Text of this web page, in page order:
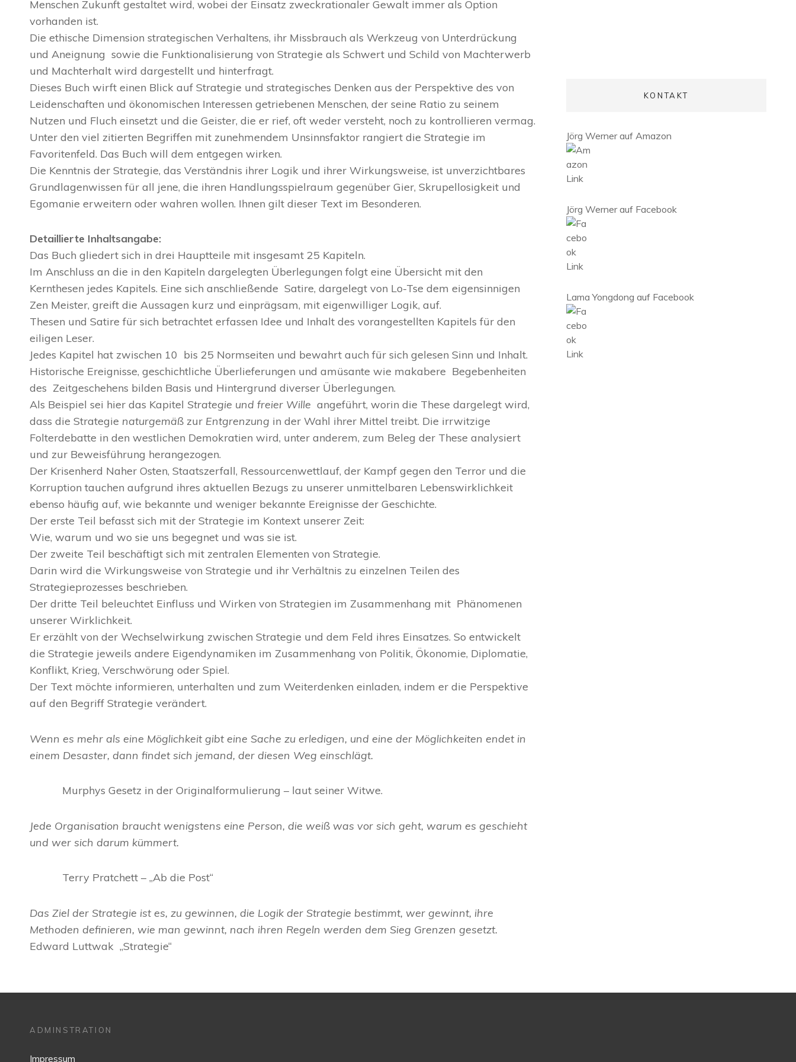
Menschen Zukunft gestaltet wird, wobei der Einsatz zweckrationaler Gewalt immer als Option
vorhanden ist.
Die ethische Dimension strategischen Verhaltens, ihr Missbrauch als Werkzeug von Unterdrückung
und Aneignung sowie die Funktionalisierung von Strategie als Schwert und Schild von Machterwerb
und Machterhalt wird dargestellt und hinterfragt.
Dieses Buch wirft einen Blick auf Strategie und strategisches Denken aus der Perspektive des von
Leidenschaften und ökonomischen Interessen getriebenen Menschen, der seine Ratio zu seinem
Nutzen und Fluch einsetzt und die Geister, die er rief, oft weder versteht, noch zu kontrollieren vermag.
Unter den viel zitierten Begriffen mit zunehmendem Unsinnsfaktor rangiert die Strategie im
Favoritenfeld. Das Buch will dem entgegen wirken.
Die Kenntnis der Strategie, das Verständnis ihrer Logik und ihrer Wirkungsweise, ist unverzichtbares
Grundlagenwissen für all jene, die ihren Handlungsspielraum gegenüber Gier, Skrupellosigkeit und
Egomanie erweitern oder wahren wollen. Ihnen gilt dieser Text im Besonderen.
Detaillierte Inhaltsangabe:
Das Buch gliedert sich in drei Hauptteile mit insgesamt 25 Kapiteln.
Im Anschluss an die in den Kapiteln dargelegten Überlegungen folgt eine Übersicht mit den
Kernthesen jedes Kapitels. Eine sich anschließende Satire, dargelegt von Lo-Tse dem eigensinnigen
Zen Meister, greift die Aussagen kurz und einprägsam, mit eigenwilliger Logik, auf.
Thesen und Satire für sich betrachtet erfassen Idee und Inhalt des vorangestellten Kapitels für den
eiligen Leser.
Jedes Kapitel hat zwischen 10 bis 25 Normseiten und bewahrt auch für sich gelesen Sinn und Inhalt.
Historische Ereignisse, geschichtliche Überlieferungen und amüsante wie makabere Begebenheiten
des Zeitgeschehens bilden Basis und Hintergrund diverser Überlegungen.
Als Beispiel sei hier das Kapitel Strategie und freier Wille angeführt, worin die These dargelegt wird,
dass die Strategie naturgemäß zur Entgrenzung in der Wahl ihrer Mittel treibt. Die irrwitzige
Folterdebatte in den westlichen Demokratien wird, unter anderem, zum Beleg der These analysiert
und zur Beweisführung herangezogen.
Der Krisenherd Naher Osten, Staatszerfall, Ressourcenwettlauf, der Kampf gegen den Terror und die
Korruption tauchen aufgrund ihres aktuellen Bezugs zu unserer unmittelbaren Lebenswirklichkeit
ebenso häufig auf, wie bekannte und weniger bekannte Ereignisse der Geschichte.
Der erste Teil befasst sich mit der Strategie im Kontext unserer Zeit:
Wie, warum und wo sie uns begegnet und was sie ist.
Der zweite Teil beschäftigt sich mit zentralen Elementen von Strategie.
Darin wird die Wirkungsweise von Strategie und ihr Verhältnis zu einzelnen Teilen des
Strategieprozesses beschrieben.
Der dritte Teil beleuchtet Einfluss und Wirken von Strategien im Zusammenhang mit Phänomenen
unserer Wirklichkeit.
Er erzählt von der Wechselwirkung zwischen Strategie und dem Feld ihres Einsatzes. So entwickelt
die Strategie jeweils andere Eigendynamiken im Zusammenhang von Politik, Ökonomie, Diplomatie,
Konflikt, Krieg, Verschwörung oder Spiel.
Der Text möchte informieren, unterhalten und zum Weiterdenken einladen, indem er die Perspektive
auf den Begriff Strategie verändert.
Wenn es mehr als eine Möglichkeit gibt eine Sache zu erledigen, und eine der Möglichkeiten endet in
einem Desaster, dann findet sich jemand, der diesen Weg einschlägt.
Murphys Gesetz in der Originalformulierung – laut seiner Witwe.
Jede Organisation braucht wenigstens eine Person, die weiß was vor sich geht, warum es geschieht
und wer sich darum kümmert.
Terry Pratchett – „Ab die Post“
Das Ziel der Strategie ist es, zu gewinnen, die Logik der Strategie bestimmt, wer gewinnt, ihre
Methoden definieren, wie man gewinnt, nach ihren Regeln werden dem Sieg Grenzen gesetzt.
Edward Luttwak „Strategie“
KONTAKT
Jörg Werner auf Amazon
Jörg Werner auf Facebook
Lama Yongdong auf Facebook
ADMINSTRATION
Impressum